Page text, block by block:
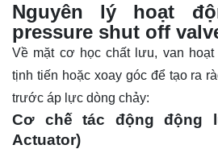
Nguyên lý hoạt
pressure shut off
Về mặt cơ học chất lưu, van
tịnh tiến hoặc xoay góc để tạo ra
trước áp lực dòng chảy:
Cơ chế tác động động
Actuator)